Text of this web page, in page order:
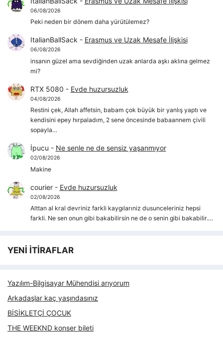
06/08/2026
Peki neden bir dönem daha yürütülemez?
ItalianBallSack - Erasmus ve Uzak Mesafe İlişkisi
06/08/2026
insanın güzel ama sevdiğinden uzak anlarda aşkı aklına gelmez
mi?
RTX 5080 - Evde huzursuzluk
04/08/2026
Restini çek, Allah affetsin, babam çok büyük bir yanlış yaptı ve
kendisini epey hırpaladım, 2 sene öncesinde babaannem çivili
sopayla…
İpucu - Ne senle ne de sensiz yaşanmıyor
02/08/2026
Makine
courier- Evde huzursuzluk
02/08/2026
Alttan al kral devriniz farkli kaygılarıniz dusunceleriniz hepsi
farkli. Ne sen onun gibi bakabilirsin ne de o senin gibi bakabilir.…
YENİ İTİRAFLAR
Yazılım-Bilgisayar Mühendisi arıyorum
Arkadaşlar kaç yaşındasınız
BİSİKLETÇİ ÇOCUK
THE WEEKND konser bileti